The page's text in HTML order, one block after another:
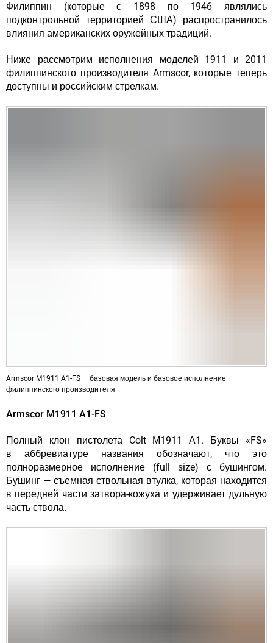
Филиппин (которые с 1898 по 1946 являлись
подконтрольной территорией США) распространилось
влияния американских оружейных традиций.
Ниже рассмотрим исполнения моделей 1911 и 2011
филиппинского производителя Armscor, которые теперь
доступны и российским стрелкам.
Armscor M1911 A1-FS — базовая модель и базовое исполнение
филиппинского производителя
Armscor M1911 A1-FS
Полный клон пистолета Colt М1911 А1. Буквы «FS»
в аббревиатуре названия обозначают, что это
полноразмерное исполнение (full size) с бушингом.
Бушинг — съемная ствольная втулка, которая находится
в передней части затвора-кожуха и удерживает дульную
часть ствола.